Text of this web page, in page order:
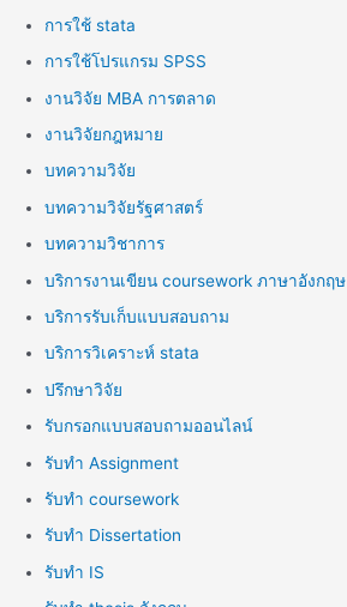
การใช้ stata
การใช้โปรแกรม SPSS
งานวิจัย MBA การตลาด
งานวิจัยกฎหมาย
บทความวิจัย
บทความวิจัยรัฐศาสตร์
บทความวิชาการ
บริการงานเขียน coursework ภาษาอังกฤษ
บริการรับเก็บแบบสอบถาม
บริการวิเคราะห์ stata
ปรึกษาวิจัย
รับกรอกแบบสอบถามออนไลน์
รับทำ Assignment
รับทำ coursework
รับทำ Dissertation
รับทำ IS